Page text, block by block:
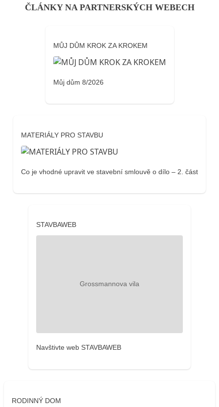
ČLÁNKY NA PARTNERSKÝCH WEBECH
MŮJ DŮM KROK ZA KROKEM
Můj dům 8/2026
MATERIÁLY PRO STAVBU
Co je vhodné upravit ve stavební smlouvě o dílo – 2. část
STAVBAWEB
Navštivte web STAVBAWEB
RODINNÝ DOM